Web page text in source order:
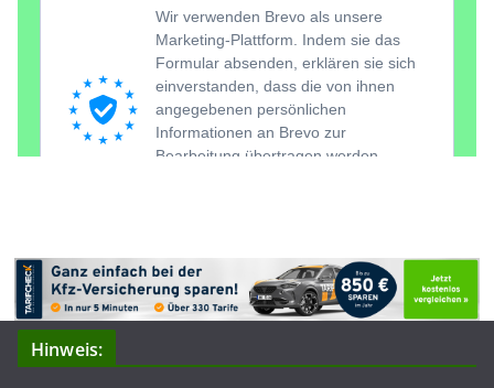
Hinweis: